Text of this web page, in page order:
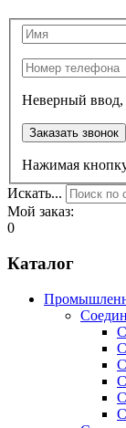
Неверный ввод,
Заказать звонок
Нажимая кнопку
Искать...
Мой заказ:
0
Каталог